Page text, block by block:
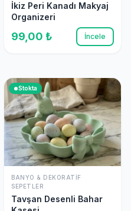
İkiz Peri Kanadı Makyaj
Organizeri
99,00 ₺ İncele
Stokta
BANYO & DEKORATIF
SEPETLER
Tavşan Desenli Bahar